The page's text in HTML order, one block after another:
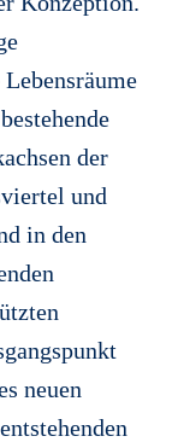
der
und
in den
neuen